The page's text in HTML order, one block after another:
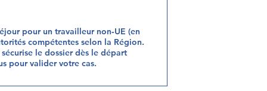
pour un travailleur non‑UE (en
compétentes selon la Région.
le dossier dès le départ
pour valider votre cas.